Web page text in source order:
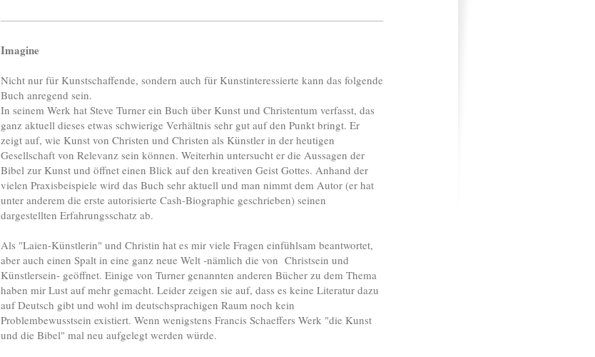
Imagine
Nicht nur für Kunstschaffende, sondern auch für Kunstinteressierte kann das folgende
Buch anregend sein.
In seinem Werk hat Steve Turner ein Buch über Kunst und Christentum verfasst, das
ganz aktuell dieses etwas schwierige Verhältnis sehr gut auf den Punkt bringt. Er
zeigt auf, wie Kunst von Christen und Christen als Künstler in der heutigen
Gesellschaft von Relevanz sein können. Weiterhin untersucht er die Aussagen der
Bibel zur Kunst und öffnet einen Blick auf den kreativen Geist Gottes. Anhand der
vielen Praxisbeispiele wird das Buch sehr aktuell und man nimmt dem Autor (er hat
unter anderem die erste autorisierte Cash-Biographie geschrieben) seinen
dargestellten Erfahrungsschatz ab.
Als "Laien-Künstlerin" und Christin hat es mir viele Fragen einfühlsam beantwortet,
aber auch einen Spalt in eine ganz neue Welt -nämlich die von Christsein und
Künstlersein- geöffnet. Einige von Turner genannten anderen Bücher zu dem Thema
haben mir Lust auf mehr gemacht. Leider zeigen sie auf, dass es keine Literatur dazu
auf Deutsch gibt und wohl im deutschsprachigen Raum noch kein
Problembewusstsein existiert. Wenn wenigstens Francis Schaeffers Werk "die Kunst
und die Bibel" mal neu aufgelegt werden würde.